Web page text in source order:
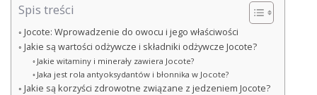
Spis treści
Jocote: Wprowadzenie do owocu i jego właściwości
Jakie są wartości odżywcze i składniki odżywcze Jocote?
Jakie witaminy i minerały zawiera Jocote?
Jaka jest rola antyoksydantów i błonnika w Jocote?
Jakie są korzyści zdrowotne związane z jedzeniem Jocote?